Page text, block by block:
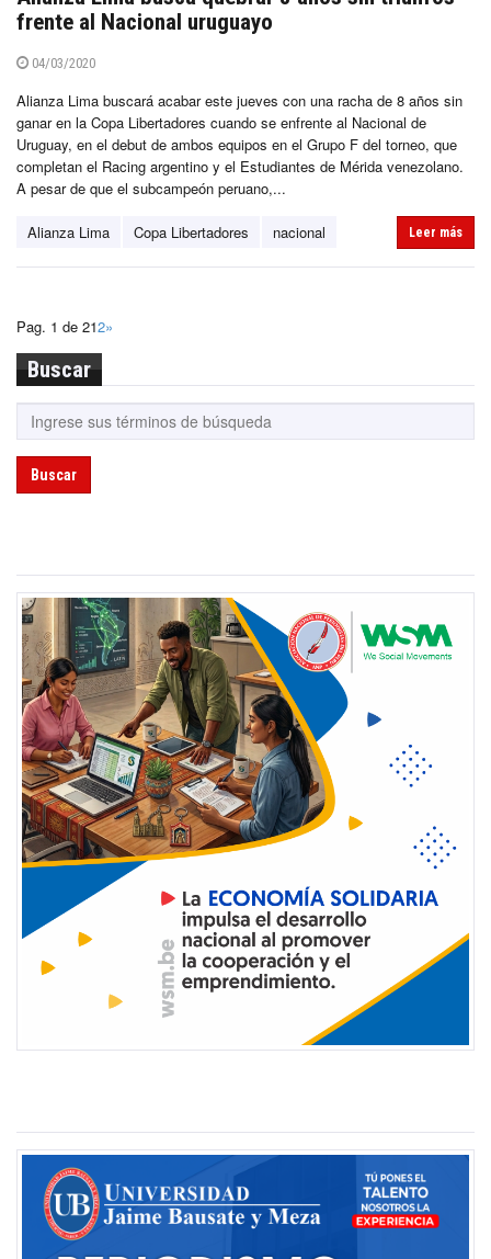
frente al Nacional uruguayo
04/03/2020
Alianza Lima buscará acabar este jueves con una racha de 8 años sin
ganar en la Copa Libertadores cuando se enfrente al Nacional de
Uruguay, en el debut de ambos equipos en el Grupo F del torneo, que
completan el Racing argentino y el Estudiantes de Mérida venezolano.
A pesar de que el subcampeón peruano,...
Alianza Lima Copa Libertadores nacional Leer más
Pag. 1 de 212»
Buscar
Buscar